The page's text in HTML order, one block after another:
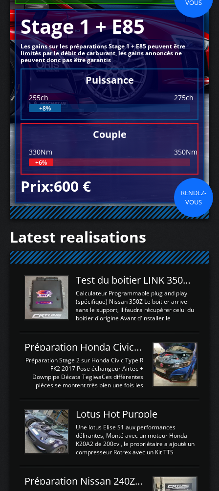
VOUS
Stage 1 + E85
Les gains sur les préparations Stage 1 + E85 peuvent être
limités par le débit de carburant, les gains annoncés ne
peuvent donc pas être garantis
Puissance
255ch 275ch
+8%
Couple
330Nm 350Nm
+6%
Prix:600 €
RENDEZ-
VOUS
Latest realisations
Test du boitier LINK 350Z Plugin ECU
Calculateur Programmable plug and play
(spécifique) Nissan 350Z Le boitier arrive
sans le support, Il faudra récupérer celui du
boitier d'origine Avant d'installer le
d'envoyer l'information de la large bande
dans le boitier. sydney sweeney deepfake
La sortie 0-5V de l'afr sera connectée sur
l'entrée AN Volt 8 et GndAN pour
Analogique, et Volt car l'information est une
tension (Pas une résistance variable d'un
est temps de brancher le ...
Préparation Honda Civic Type R FK2
Préparation Stage 2 sur Honda Civic Type R
FK2 2017 Pose échangeur Airtec +
Downpipe Décata TegiwaCes différentes
pièces se montent très bien une fois les
légere découpe du plastique inferieur,
negénant en rien la structure ou le
fonctionnement du fond plat. Une
reprogrammation Stage 2 est faite sur le
calculateur d'origine. Une alternative
économique au passage sur Hondata
d'origine 310cv et 400Nn , Une fois
reprogrammé et les ...
Lotus Hot Purpple
Une lotus Elise S1 aux performances
délirantes, Monté avec un moteur Honda
K20A2 de 200cv , le propriétaire a ajouté un
compresseur Rotrex avec un Kit TTS
d'augmenter la puissance de son moteur:
un watercooler a été ajouté. 300Cv sans
Préparation Nissan 240Z SR20DET